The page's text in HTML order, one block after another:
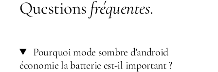
Questions fréquentes.
Pourquoi mode sombre d’android
économie la batterie est-il important ?